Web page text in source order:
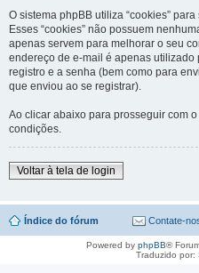
O sistema phpBB utiliza “cookies”
Esses “cookies” não possuem
apenas servem para melhorar o seu
endereço de e-mail é apenas utilizado
registro e a senha (bem como para
que enviou ao se registrar).
Ao clicar abaixo para prosseguir com
condições.
Voltar à tela de login
Índice do fórum Contate-
Powered by phpBB®
Traduzido por: